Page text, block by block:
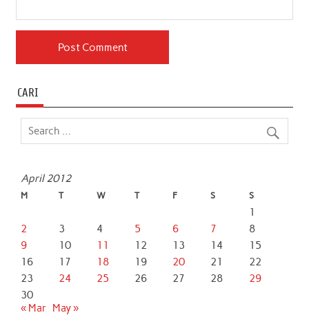
CARI
April 2012
M T W T F S S
1
2
3 4 5 6 7
8
9
10 11 12 13 14
15
16
17 18 19 20 21
22
23
24 25 26 27 28
29
30
« Mar
May »